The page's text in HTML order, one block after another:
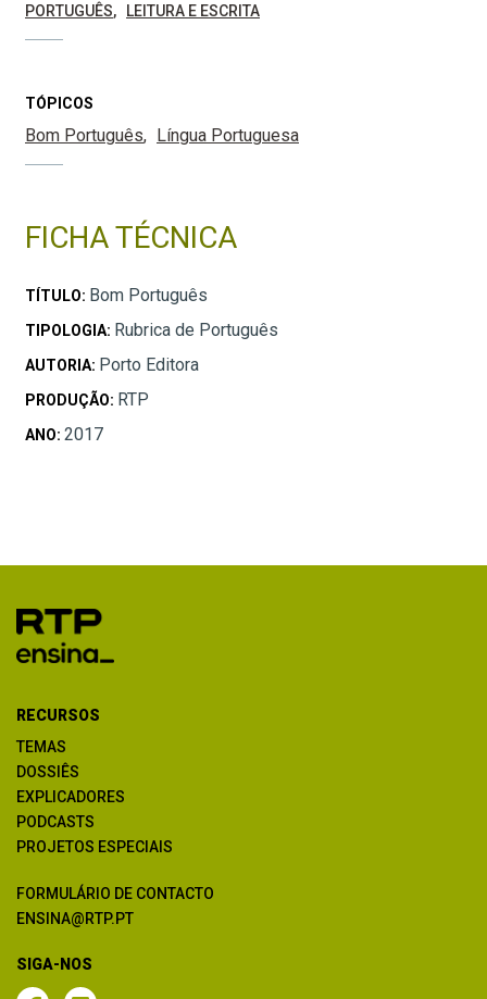
PORTUGUÊS
LEITURA E ESCRITA
TÓPICOS
Bom Português Língua Portuguesa
FICHA TÉCNICA
TÍTULO: Bom Português
TIPOLOGIA: Rubrica de Português
AUTORIA: Porto Editora
PRODUÇÃO: RTP
ANO: 2017
RECURSOS
TEMAS
DOSSIÊS
EXPLICADORES
PODCASTS
PROJETOS ESPECIAIS
FORMULÁRIO DE CONTACTO
ENSINA@RTP.PT
SIGA-NOS